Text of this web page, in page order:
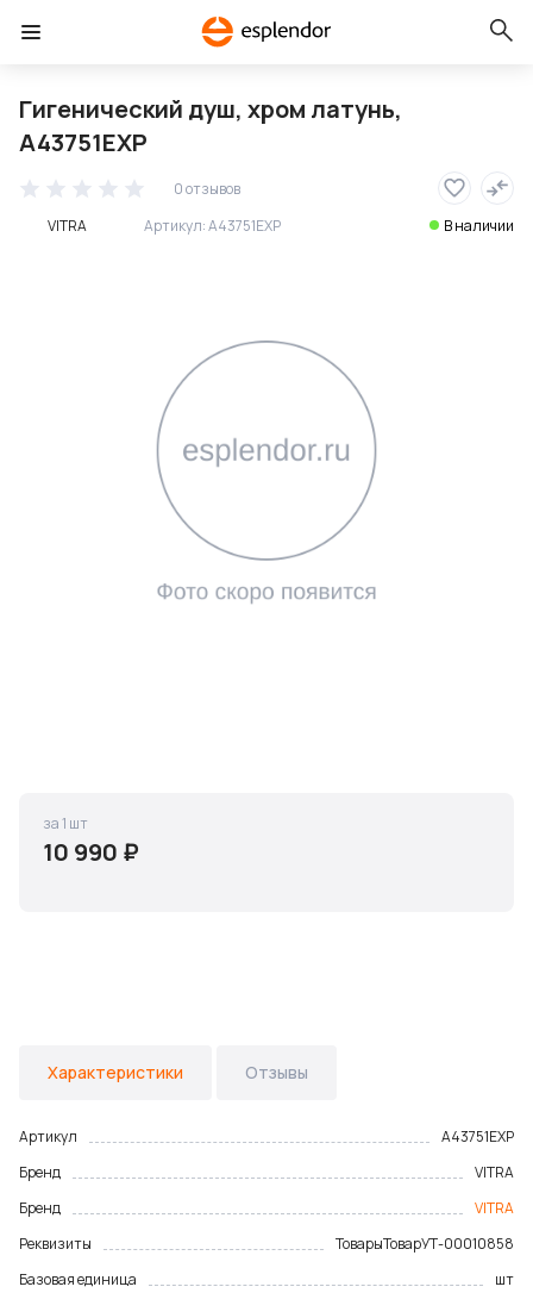
Гигенический душ, хром латунь,
A43751EXP
0 отзывов
VITRA
Артикул:A43751EXP В наличии
10 990 ₽
за 1 шт
Характеристики Отзывы
Артикул
A43751EXP
Бренд
VITRA
Бренд
VITRA
Реквизиты
ТоварыТоварУТ-00010858
Базовая единица
шт